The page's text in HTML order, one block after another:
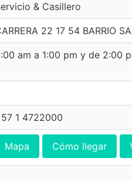
& Casillero
22 17 54 BARRIO
am a 1:00 pm y de 2:00
1 4722000
Mapa Cómo llegar